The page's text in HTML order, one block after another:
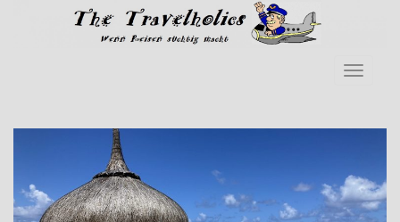
Skip to main content